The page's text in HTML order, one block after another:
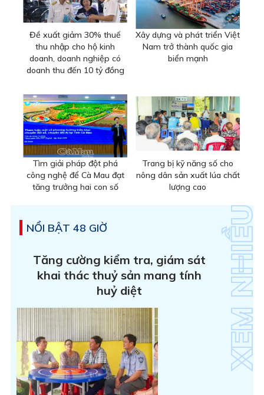
Đề xuất giảm 30% thuế
thu nhập cho hộ kinh
doanh, doanh nghiệp có
doanh thu đến 10 tỷ đồng
Xây dựng và phát triển Việt
Nam trở thành quốc gia
biển mạnh
Tìm giải pháp đột phá
công nghệ để Cà Mau đạt
tăng trưởng hai con số
Trang bị kỹ năng số cho
nông dân sản xuất lúa chất
lượng cao
NỔI BẬT 48 GIỜ
Tăng cường kiểm tra, giám sát
khai thác thuỷ sản mang tính
huỷ diệt